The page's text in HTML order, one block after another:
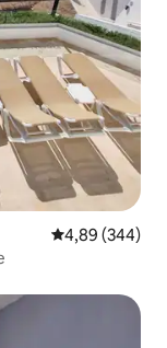
Évaluation
4,89 (344)